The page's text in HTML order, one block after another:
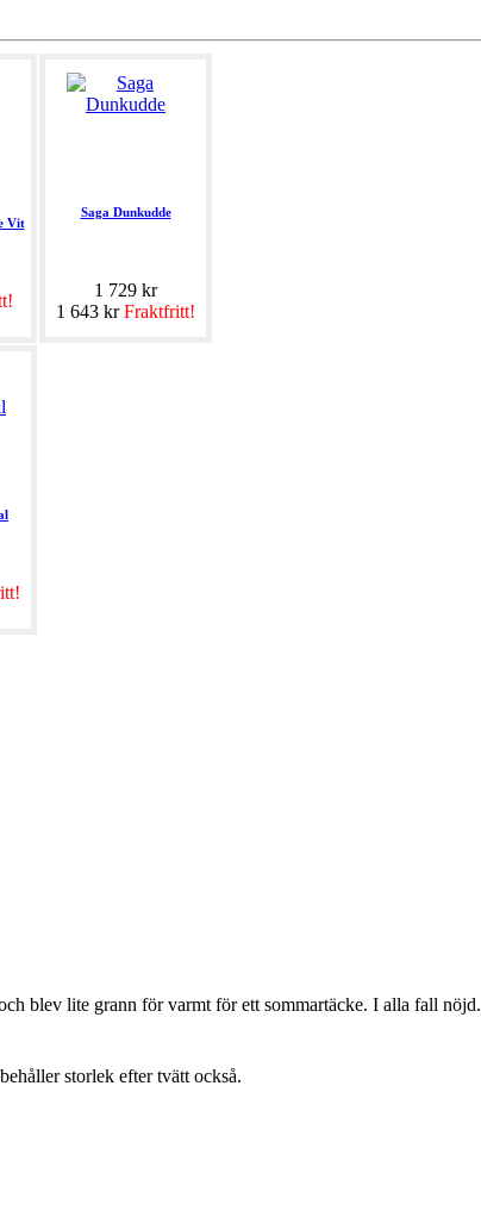
Vit
Saga Dunkudde
1 729 kr
1 643 krFraktfritt!
blev lite grann för varmt för ett sommartäcke. I alla fall nöjd.
storlek efter tvätt också.